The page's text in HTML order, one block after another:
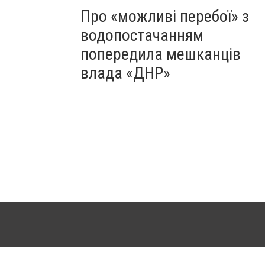
Про «можливі перебої» з
водопостачанням
попередила мешканців
влада «ДНР»